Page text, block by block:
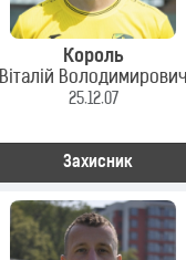
Король
Віталій Володимирович
25.12.07
Захисник